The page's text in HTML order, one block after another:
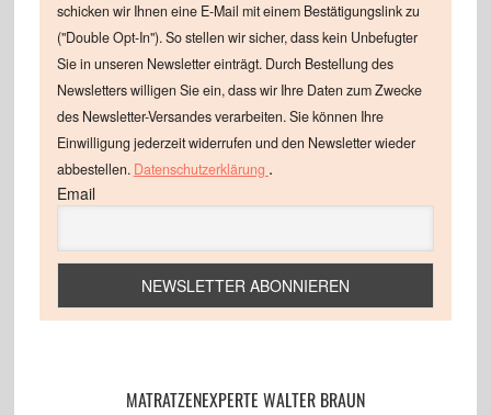
schicken wir Ihnen eine E-Mail mit einem Bestätigungslink zu
("Double Opt-In"). So stellen wir sicher, dass kein Unbefugter
Sie in unseren Newsletter einträgt. Durch Bestellung des
Newsletters willigen Sie ein, dass wir Ihre Daten zum Zwecke
des Newsletter-Versandes verarbeiten. Sie können Ihre
Einwilligung jederzeit widerrufen und den Newsletter wieder
abbestellen. Datenschutzerklärung .
Email
MATRATZENEXPERTE WALTER BRAUN